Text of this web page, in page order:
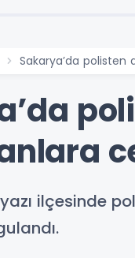
Sakarya’da
ilçesinde